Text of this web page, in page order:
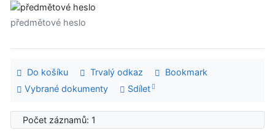
předmětové heslo
Do košíku Trvalý odkaz
Bookmark
Vybrané dokumenty
Sdílet
Počet záznamů: 1